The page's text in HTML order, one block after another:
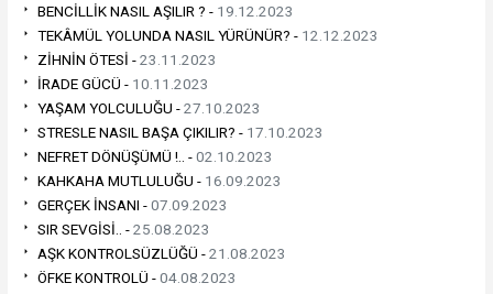
BENCİLLİK NASIL AŞILIR ? - 19.12.2023
TEKÂMÜL YOLUNDA NASIL YÜRÜNÜR? - 12.12.2023
ZİHNİN ÖTESİ -23.11.2023
İRADE GÜCÜ - 10.11.2023
YAŞAM YOLCULUĞU -27.10.2023
STRESLE NASIL BAŞA ÇIKILIR? - 17.10.2023
NEFRET DÖNÜŞÜMÜ !.. -02.10.2023
KAHKAHA MUTLULUĞU - 16.09.2023
GERÇEK İNSANI -07.09.2023
SIR SEVGİSİ.. -25.08.2023
AŞK KONTROLSÜZLÜĞÜ -21.08.2023
ÖFKE KONTROLÜ -04.08.2023